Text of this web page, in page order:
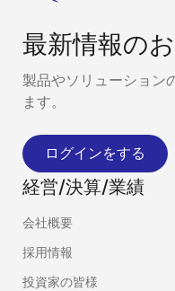
最新情報の
製品やソリューション
ます。
ログインをする
経営/決算/業績
会社概要
採用情報
投資家の皆様